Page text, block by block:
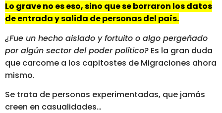
Lo grave no es eso, sino que se borraron los datos
de entrada y salida de personas del país.
¿Fue un hecho aislado y fortuito o algo pergeñado
por algún sector del poder político? Es la gran duda
que carcome a los capitostes de Migraciones ahora
mismo.
Se trata de personas experimentadas, que jamás
creen en casualidades…